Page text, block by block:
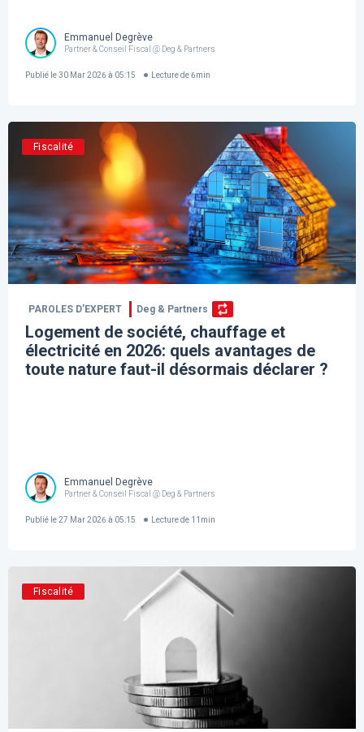
Emmanuel Degrève
Partner & Conseil Fiscal @ Deg & Partners
Publié le30 Mar 2026 à 05:15 Lecture de 6min
Fiscalité
PAROLES D’EXPERT Deg & Partners
Logement de société, chauffage et
électricité en 2026: quels avantages de
toute nature faut-il désormais déclarer ?
Emmanuel Degrève
Partner & Conseil Fiscal @ Deg & Partners
Publié le27 Mar 2026 à 05:15 Lecture de 11 min
Fiscalité